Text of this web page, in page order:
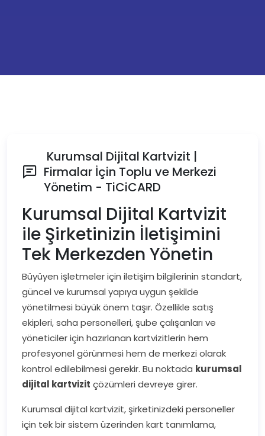
Kurumsal Dijital Kartvizit |
Firmalar İçin Toplu ve Merkezi
Yönetim - TiCiCARD
Kurumsal Dijital Kartvizit
ile Şirketinizin İletişimini
Tek Merkezden Yönetin
Büyüyen işletmeler için iletişim bilgilerinin standart,
güncel ve kurumsal yapıya uygun şekilde
yönetilmesi büyük önem taşır. Özellikle satış
ekipleri, saha personelleri, şube çalışanları ve
yöneticiler için hazırlanan kartvizitlerin hem
profesyonel görünmesi hem de merkezi olarak
kontrol edilebilmesi gerekir. Bu noktada kurumsal
dijital kartvizit çözümleri devreye girer.
Kurumsal dijital kartvizit, şirketinizdeki personeller
için tek bir sistem üzerinden kart tanımlama,